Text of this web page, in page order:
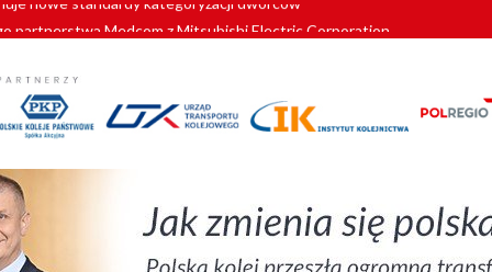
znów szuka dostawcy nowych EZT
kolejowych w północnej Wielkopolsce. Łatwiejsze dojazdy do pracy i
nowe standardy kategoryzacji dworców